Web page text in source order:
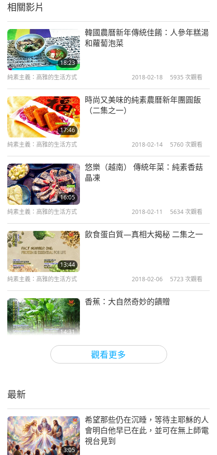
觀看更多
相關影片
18:23
韓國農曆新年傳統佳餚：人參年糕湯
和蘿蔔泡菜
純素主義：高雅的生活方式 2018-02-18 5935 次觀看
17:46
時尚又美味的純素農曆新年團圓飯
（二集之一）
純素主義：高雅的生活方式 2018-02-14 5760次觀看
16:05
悠樂（越南） 傳統年菜：純素香菇
晶凍
純素主義：高雅的生活方式 2018-02-11 5634次觀看
13:44
飲食蛋白質—真相大揭秘 二集之一
純素主義：高雅的生活方式 2018-02-06 5723 次觀看
14:31
香蕉：大自然奇妙的饋贈
純素主義：高雅的生活方式 2018-02-04
認為自己是狗的烏龜「佛羅里達」
最新
3:05
希望那些仍在沉睡，等待主耶穌的人
會明白他早已在此，並可在無上師電
視台見到